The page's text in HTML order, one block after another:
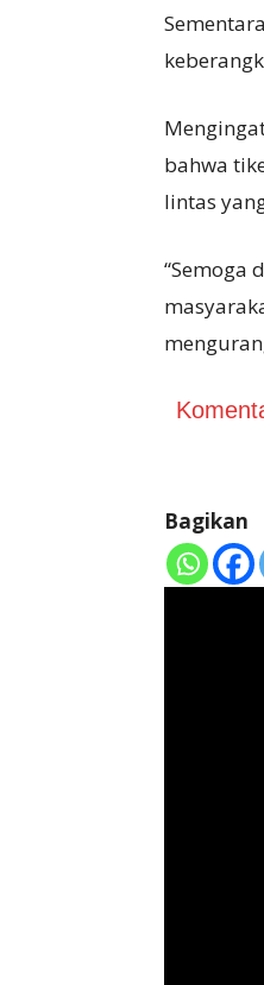
bahwa
lintas
“Semoga
Bagikan